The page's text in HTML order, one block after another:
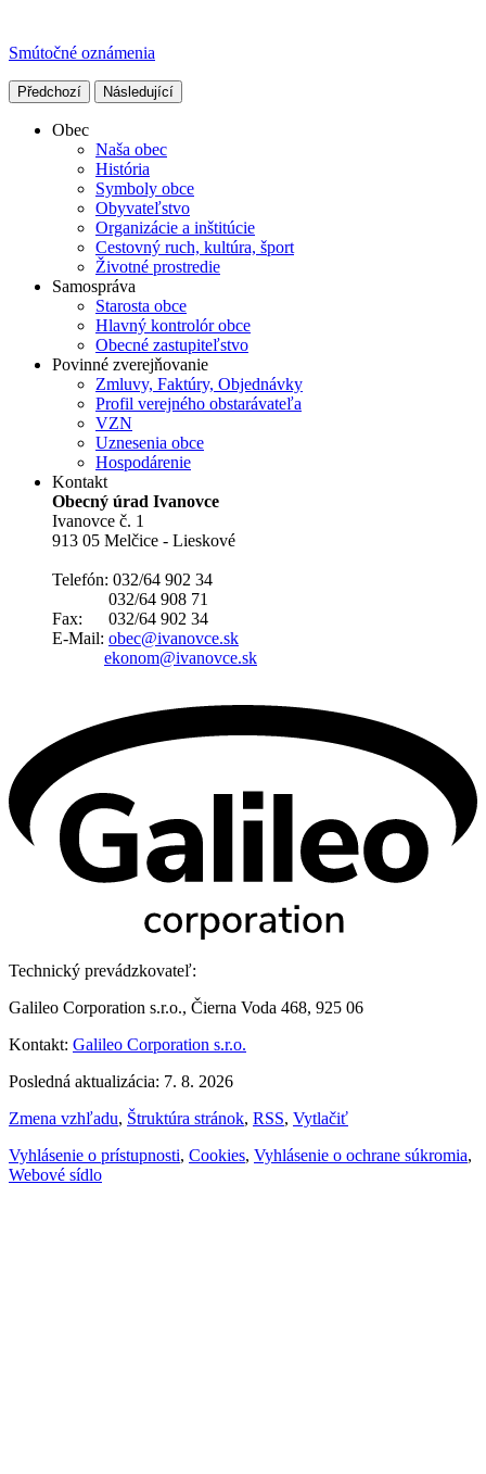
Smútočné oznámenia
Předchozí Následující
Obec
Naša obec
História
Symboly obce
Obyvateľstvo
Organizácie a inštitúcie
Cestovný ruch, kultúra, šport
Životné prostredie
Samospráva
Starosta obce
Hlavný kontrolór obce
Obecné zastupiteľstvo
Povinné zverejňovanie
Zmluvy, Faktúry, Objednávky
Profil verejného obstarávateľa
VZN
Uznesenia obce
Hospodárenie
Kontakt
Obecný úrad Ivanovce
Ivanovce č. 1
913 05 Melčice - Lieskové
Telefón: 032/64 902 34
032/64 908 71
Fax: 032/64 902 34
E-Mail: obec@ivanovce.sk
ekonom@ivanovce.sk
Technický prevádzkovateľ:
Galileo Corporation s.r.o., Čierna Voda 468, 925 06
Kontakt: Galileo Corporation s.r.o.
Posledná aktualizácia: 7. 8. 2026
Zmena vzhľadu, Štruktúra stránok, RSS, Vytlačiť
Vyhlásenie o prístupnosti, Cookies, Vyhlásenie o ochrane súkromia,
Webové sídlo